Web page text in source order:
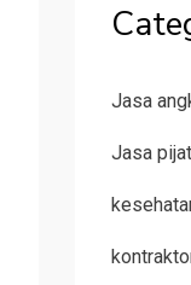
Jasa
Jasa pijat